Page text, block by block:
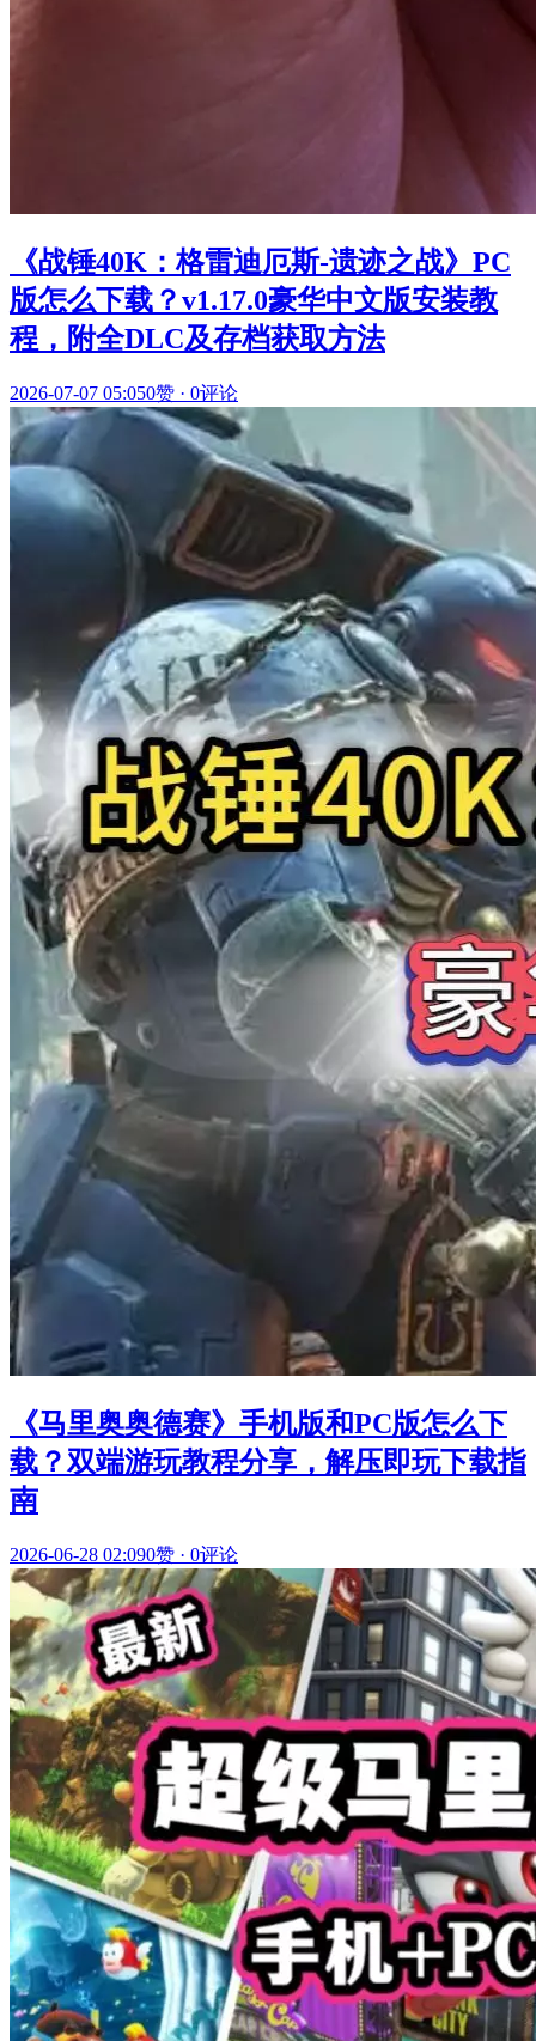
《战锤40K：格雷迪厄斯-遗迹之战》PC
版怎么下载？v1.17.0豪华中文版安装教
程，附全DLC及存档获取方法
2026-07-07 05:050赞 · 0评论
《马里奥奥德赛》手机版和PC版怎么下
载？双端游玩教程分享，解压即玩下载指
南
2026-06-28 02:090赞 · 0评论